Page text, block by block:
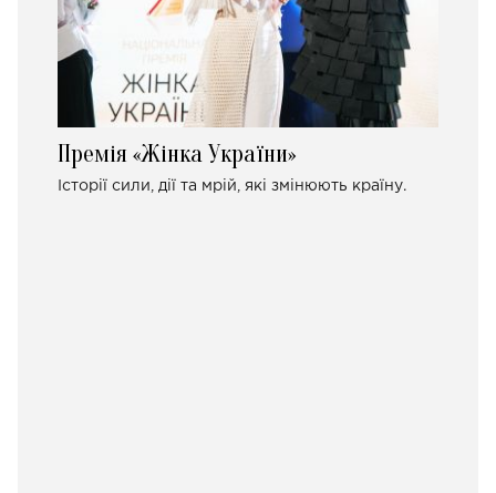
Премія «Жінка України»
Історії сили, дії та мрій, які змінюють країну.